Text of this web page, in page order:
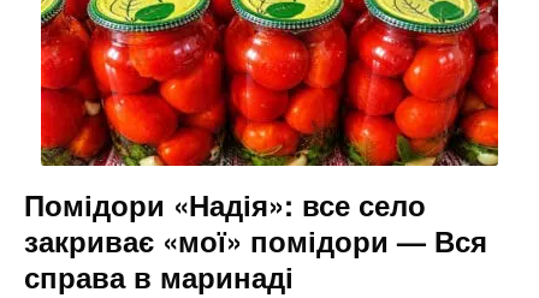
Помідори «Надія»: все село
закриває «мої» помідори — Вся
справа в маринаді